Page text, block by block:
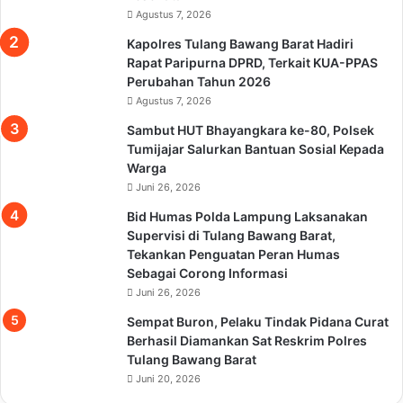
Agustus 7, 2026
Kapolres Tulang Bawang Barat Hadiri
Rapat Paripurna DPRD, Terkait KUA-PPAS
Perubahan Tahun 2026
Agustus 7, 2026
Sambut HUT Bhayangkara ke-80, Polsek
Tumijajar Salurkan Bantuan Sosial Kepada
Warga
Juni 26, 2026
Bid Humas Polda Lampung Laksanakan
Supervisi di Tulang Bawang Barat,
Tekankan Penguatan Peran Humas
Sebagai Corong Informasi
Juni 26, 2026
Sempat Buron, Pelaku Tindak Pidana Curat
Berhasil Diamankan Sat Reskrim Polres
Tulang Bawang Barat
Juni 20, 2026